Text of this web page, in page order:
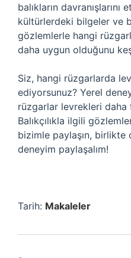
balıkların davranışlarını
kültürlerdeki bilgeler ve
gözlemlerle hangi
daha uygun olduğunu
Siz, hangi rüzgarlarda
ediyorsunuz? Yerel
rüzgarlar levrekleri daha
Balıkçılıkla ilgili
bizimle paylaşın,
deneyim paylaşalım!
Tarih: Makaleler